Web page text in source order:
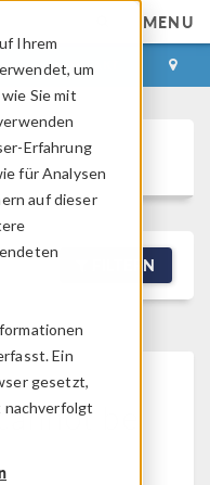
Ihrem
um
Sie mit
Erfahrung
für Analysen
auf dieser
Ein
gesetzt,
nachverfolgt
MENU
KONTAKT
FILTERN
be